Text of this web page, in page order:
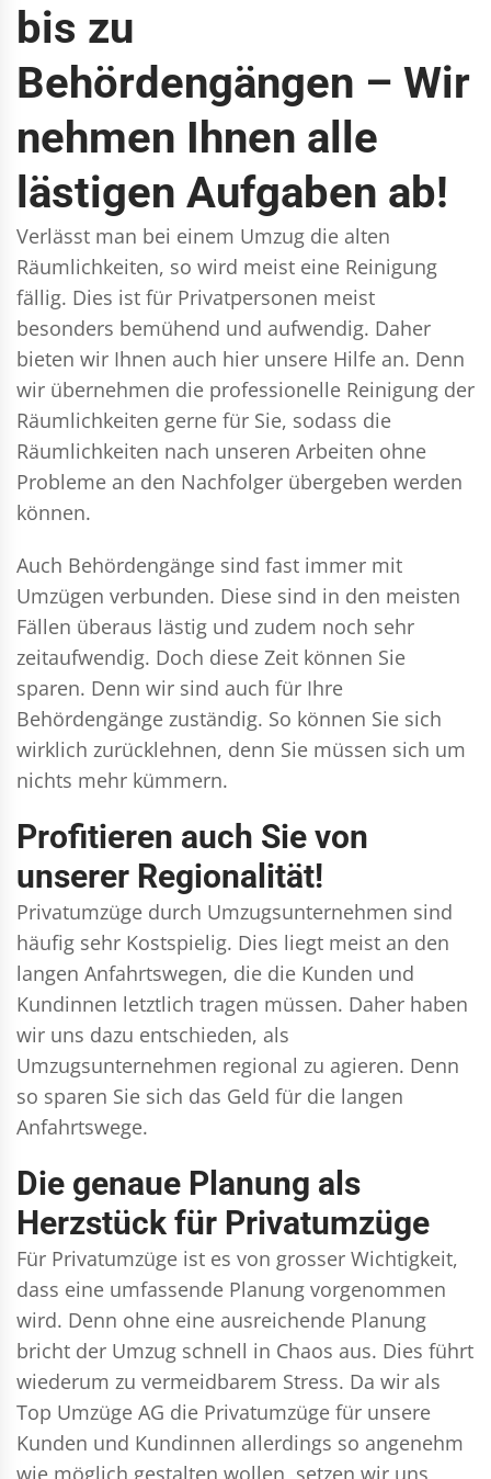
bis zu
Behördengängen – Wir
nehmen Ihnen alle
lästigen Aufgaben ab!
Verlässt man bei einem Umzug die alten
Räumlichkeiten, so wird meist eine Reinigung
fällig. Dies ist für Privatpersonen meist
besonders bemühend und aufwendig. Daher
bieten wir Ihnen auch hier unsere Hilfe an. Denn
wir übernehmen die professionelle Reinigung der
Räumlichkeiten gerne für Sie, sodass die
Räumlichkeiten nach unseren Arbeiten ohne
Probleme an den Nachfolger übergeben werden
können.
Auch Behördengänge sind fast immer mit
Umzügen verbunden. Diese sind in den meisten
Fällen überaus lästig und zudem noch sehr
zeitaufwendig. Doch diese Zeit können Sie
sparen. Denn wir sind auch für Ihre
Behördengänge zuständig. So können Sie sich
wirklich zurücklehnen, denn Sie müssen sich um
nichts mehr kümmern.
Profitieren auch Sie von
unserer Regionalität!
Privatumzüge durch Umzugsunternehmen sind
häufig sehr Kostspielig. Dies liegt meist an den
langen Anfahrtswegen, die die Kunden und
Kundinnen letztlich tragen müssen. Daher haben
wir uns dazu entschieden, als
Umzugsunternehmen regional zu agieren. Denn
so sparen Sie sich das Geld für die langen
Anfahrtswege.
Die genaue Planung als
Herzstück für Privatumzüge
Für Privatumzüge ist es von grosser Wichtigkeit,
dass eine umfassende Planung vorgenommen
wird. Denn ohne eine ausreichende Planung
bricht der Umzug schnell in Chaos aus. Dies führt
wiederum zu vermeidbarem Stress. Da wir als
Top Umzüge AG die Privatumzüge für unsere
Kunden und Kundinnen allerdings so angenehm
wie möglich gestalten wollen, setzen wir uns